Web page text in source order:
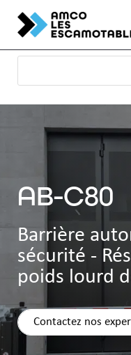
AB-C80
Barrière
sécurité -
poids lourd
Contactez nos